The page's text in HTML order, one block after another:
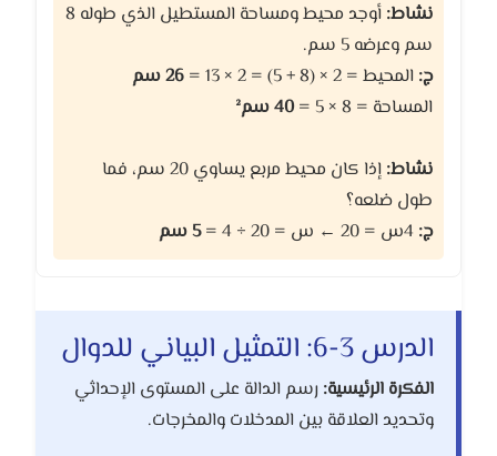
نشاط:
أوجد محيط ومساحة المستطيل الذي طوله 8
سم وعرضه 5 سم.
ج: المحيط = 2 × (8 + 5) = 2 × 13 =
26 سم
المساحة = 8 × 5 =
40 سم²
نشاط:
إذا كان محيط مربع يساوي 20 سم، فما
طول ضلعه؟
ج:
5 سم
الدرس 3-6: التمثيل البياني للدوال
الفكرة الرئيسية: رسم الدالة على المستوى الإحداثي
وتحديد العلاقة بين المدخلات والمخرجات.